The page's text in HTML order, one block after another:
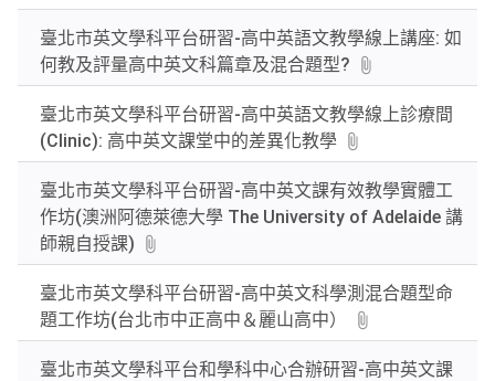
臺北市英文學科平台研習-高中英語文教學線上講座: 如
何教及評量高中英文科篇章及混合題型?
臺北市英文學科平台研習-高中英語文教學線上診療間
(Clinic): 高中英文課堂中的差異化教學
臺北市英文學科平台研習-高中英文課有效教學實體工
作坊(澳洲阿德萊德大學 The University of Adelaide 講
師親自授課)
臺北市英文學科平台研習-高中英文科學測混合題型命
題工作坊(台北市中正高中＆麗山高中）
臺北市英文學科平台和學科中心合辦研習-高中英文課